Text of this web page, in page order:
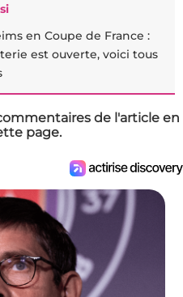
en Coupe de France :
est ouverte, voici tous
de l'article en
page.